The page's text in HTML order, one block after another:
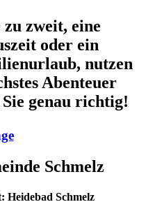
zweit, eine
oder ein
nutzen
Abenteuer
genau richtig!
Schmelz
Heidebad Schmelz